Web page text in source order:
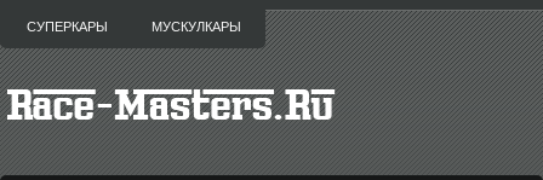
СУПЕРКАРЫ МУСКУЛКАРЫ